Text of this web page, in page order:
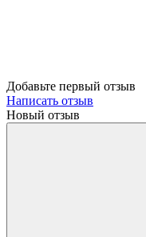
Добавьте первый отзыв
Написать отзыв
Новый отзыв